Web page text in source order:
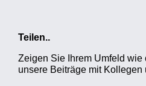
Teilen..
Zeigen Sie Ihrem Umfeld wie
unsere Beiträge mit Kollegen